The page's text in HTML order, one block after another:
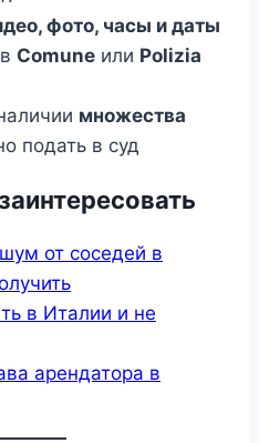
фото, часы и даты
Comune или Polizia
множества
подать в суд
от соседей в
в Италии и не
арендатора в